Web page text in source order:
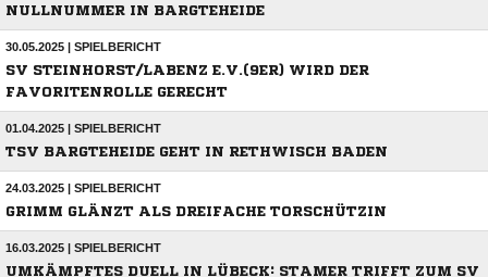
NULLNUMMER IN BARGTEHEIDE
30.05.2025 | SPIELBERICHT
SV STEINHORST/LABENZ E.V.(9ER) WIRD DER
FAVORITENROLLE GERECHT
01.04.2025 | SPIELBERICHT
TSV BARGTEHEIDE GEHT IN RETHWISCH BADEN
24.03.2025 | SPIELBERICHT
GRIMM GLÄNZT ALS DREIFACHE TORSCHÜTZIN
16.03.2025 | SPIELBERICHT
UMKÄMPFTES DUELL IN LÜBECK: STAMER TRIFFT ZUM SV